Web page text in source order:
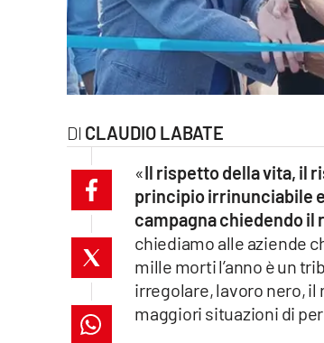
lacitymag.it
cosenzachannel.it
catanzarochannel.it
lacapitalenews.it
CLAUDIO LABATE
«Il rispetto della vita, il
principio irrinunciabile
campagna chiedendo il
chiediamo alle aziende
mille morti l’anno è un
irregolare, lavoro nero,
maggiori situazioni di